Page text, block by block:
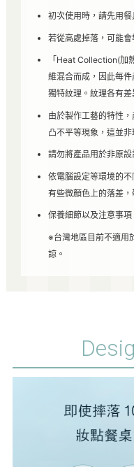
初次使用時，請先用
若從高處掉落，可能
「Heat Collection(加
維混合而成，因此每
獨特紋理。紋理各有差
由於製作工藝的特性
凸不平等現象，這並
請勿將產品用於非原設
依電腦設定等環境的
有些微顏色上的落差，
保養細節以及注意事項
※台灣地區目前不適用
諒。